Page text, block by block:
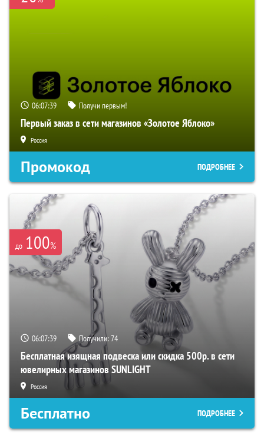
06:07:38 Получи первым!
Первый заказ в сети магазинов «Золотое Яблоко»
Россия
Промокод ПОДРОБНЕЕ
до 100%
06:07:38 Получили:74
Бесплатная изящная подвеска или скидка 500р. в сети
ювелирных магазинов SUNLIGHT
Россия
Бесплатно ПОДРОБНЕЕ